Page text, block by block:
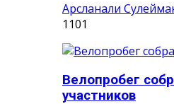
Арсланали
1101
Велопробег
участников